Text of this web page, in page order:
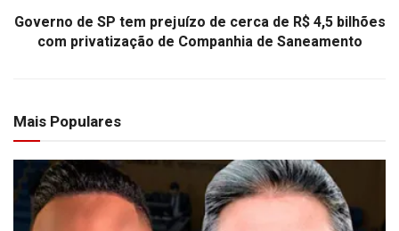
Governo de SP tem prejuízo de cerca de R$ 4,5 bilhões
com privatização de Companhia de Saneamento
Mais Populares